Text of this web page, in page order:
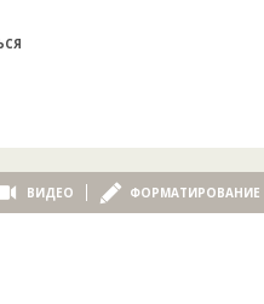
ВИДЕО ФОРМАТИРОВАНИЕ